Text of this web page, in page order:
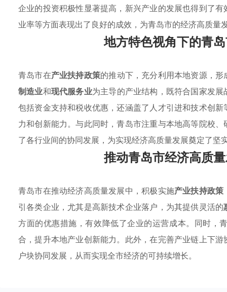
企业的投资积极性显著提高，新兴产业的发展也得到了
业率等方面表现出了良好的成效，为青岛市的经济高质量
地方特色视角下的青
青岛市在产业扶持政策的推动下，充分利用本地资源，
制造业和现代服务业为主导的产业结构，既符合国家发
包括资金支持和税收优惠，还涵盖了人才引进和技术创
力和创新能力。与此同时，青岛市注重与本地高等院校
了各行业间的协同发展，为实现经济高质量发展奠定了坚
推动青岛市经济高质
青岛市在推动经济高质量发展中，积极实施产业扶持政策
引各类企业，尤其是高新技术企业落户，为其提供灵活的
方面的优惠措施，有效降低了企业的运营成本。同时，
合，提升本地产业创新能力。此外，在完善产业链上下
户块协同发展，从而实现全市经济的可持续增长。